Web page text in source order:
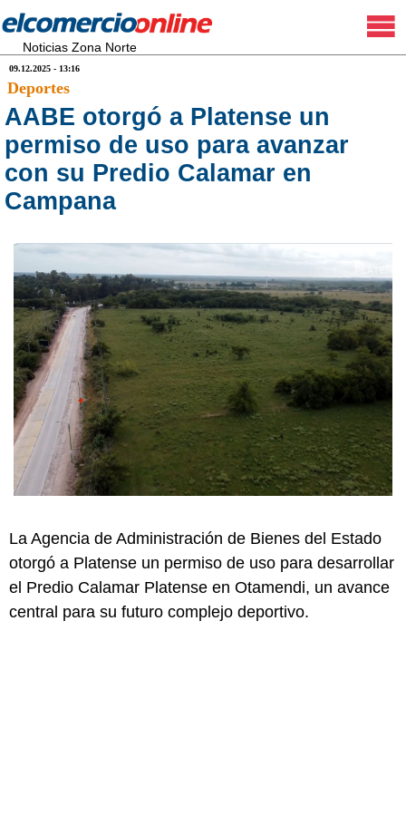
Noticias Zona Norte
09.12.2025 - 13:16
Deportes
AABE otorgó a Platense un
permiso de uso para avanzar
con su Predio Calamar en
Campana
La Agencia de Administración de Bienes del Estado
otorgó a Platense un permiso de uso para desarrollar
el Predio Calamar Platense en Otamendi, un avance
central para su futuro complejo deportivo.